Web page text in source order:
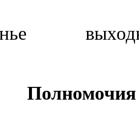
Полномочия